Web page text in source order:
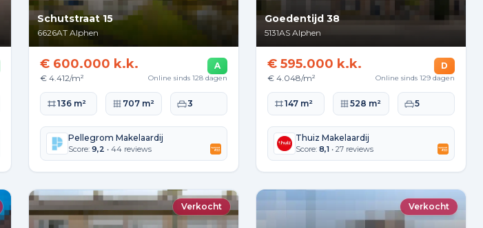
Schutstraat 15
6626AT Alphen
€ 600.000 k.k.
€ 4.412/m²
A
Online sinds 128 dagen
Woonoppervlakte
136 m² Perceeloppervlakte
707 m² Slaapkamers
3
Pellegrom Makelaardij
Score: 9,2 • 44 reviews
Goedentijd 38
5131AS Alphen
€ 595.000 k.k.
€ 4.048/m²
D
Online sinds 129 dagen
Woonoppervlakte
147 m² Perceeloppervlakte
528 m² Slaapkamers
5
Thuiz Makelaardij
Score: 8,1 • 27 reviews
Verkocht Verkocht